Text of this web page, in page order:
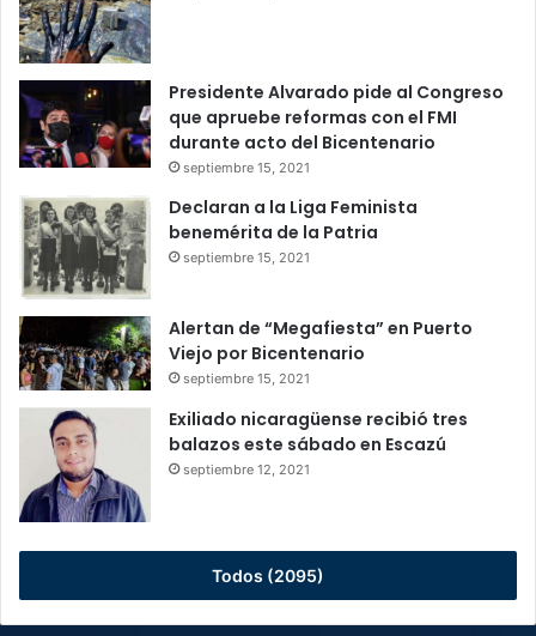
Presidente Alvarado pide al Congreso
que apruebe reformas con el FMI
durante acto del Bicentenario
septiembre 15, 2021
Declaran a la Liga Feminista
benemérita de la Patria
septiembre 15, 2021
Alertan de “Megafiesta” en Puerto
Viejo por Bicentenario
septiembre 15, 2021
Exiliado nicaragüense recibió tres
balazos este sábado en Escazú
septiembre 12, 2021
Todos (2095)